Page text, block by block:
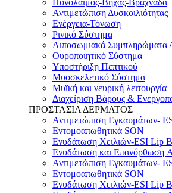
Πονόλαιμος-Βήχας-Βραχνάδα
Αντιμετώπιση Δυσκοιλιότητας
Eνέργεια-Τόνωση
Ρινικό Σύστημα
Λιποσωμιακά Συμπληρώματα
Ουροποιητικό Σύστημα
Υποστήριξη Πεπτικού
Μυοσκελετικό Σύστημα
Μυϊκή και νευρική λειτουργία
Διαχείριση Βάρους &
ΠΡΟΣΤΑΣΙΑ ΔΕΡΜΑΤΟΣ
Αντιμετώπιση Εγκαυμάτων-
Εντομοαπωθητικά SON
Ενυδάτωση Χειλιών-ESI Lip
Ενυδάτωση και Επανόρθωση
Αντιμετώπιση Εγκαυμάτων-
Εντομοαπωθητικά SON
Ενυδάτωση Χειλιών-ESI Lip